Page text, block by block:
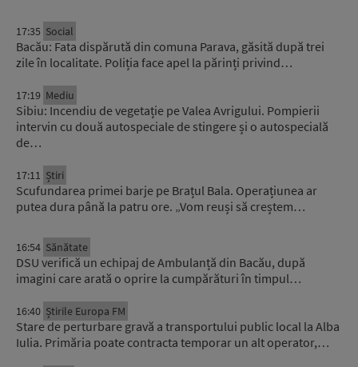
17:35 Social
Bacău: Fata dispărută din comuna Parava, găsită după trei
zile în localitate. Poliția face apel la părinți privind…
17:19 Mediu
Sibiu: Incendiu de vegetație pe Valea Avrigului. Pompierii
intervin cu două autospeciale de stingere și o autospecială
de…
17:11 Știri
Scufundarea primei barje pe Brațul Bala. Operațiunea ar
putea dura până la patru ore. „Vom reuși să creștem…
16:54 Sănătate
DSU verifică un echipaj de Ambulanță din Bacău, după
imagini care arată o oprire la cumpărături în timpul…
16:40 Știrile Europa FM
Stare de perturbare gravă a transportului public local la Alba
Iulia. Primăria poate contracta temporar un alt operator,…